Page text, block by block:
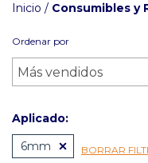
Inicio / Consumibles y
Ordenar por
Aplicado:
6mm
BORRAR